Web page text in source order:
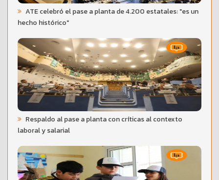
ATE celebró el pase a planta de 4.200 estatales: "es un
hecho histórico"
Respaldo al pase a planta con críticas al contexto
laboral y salarial